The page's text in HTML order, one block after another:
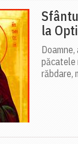
la
păcatele
răbdare,